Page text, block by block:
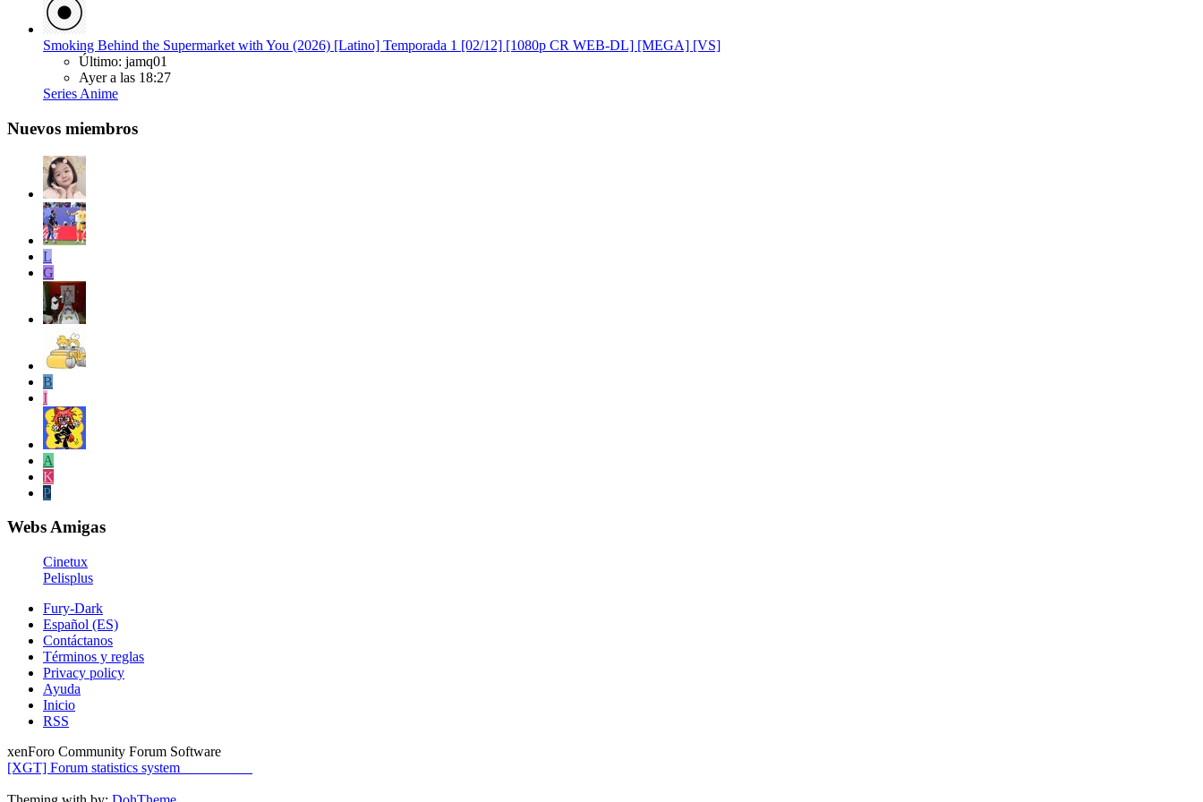
Smoking Behind the Supermarket with You (2026) [Latino] Temporada 1 [02/12] [1080p CR WEB-DL] [MEGA] [VS]
Último: jamq01
Ayer a las 18:27
Series Anime
Nuevos miembros
L
G
B
I
A
K
P
Webs Amigas
Cinetux
Pelisplus
Fury-Dark
Español (ES)
Contáctanos
Términos y reglas
Privacy policy
Ayuda
Inicio
RSS
xenForo Community Forum Software
[XGT] Forum statistics system